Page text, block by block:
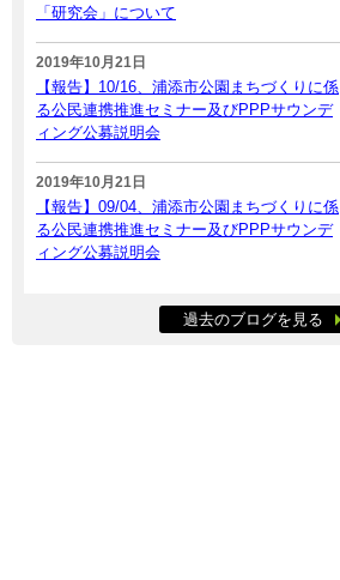
「研究会」について
2019年10月21日
【報告】10/16、浦添市公園まちづくりに係
る公民連携推進セミナー及びPPPサウンデ
ィング公募説明会
2019年10月21日
【報告】09/04、浦添市公園まちづくりに係
る公民連携推進セミナー及びPPPサウンデ
ィング公募説明会
過去のブログを見る